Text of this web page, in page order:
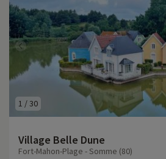
1 /30
Village Belle Dune
Fort-Mahon-Plage - Somme (80)